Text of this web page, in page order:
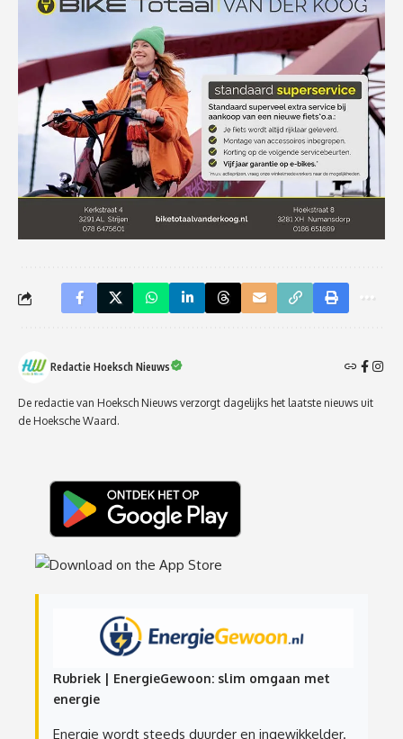
Redactie Hoeksch Nieuws
De redactie van Hoeksch Nieuws verzorgt dagelijks het laatste nieuws uit
de Hoeksche Waard.
Rubriek | EnergieGewoon: slim omgaan met
energie
Energie wordt steeds duurder en ingewikkelder.